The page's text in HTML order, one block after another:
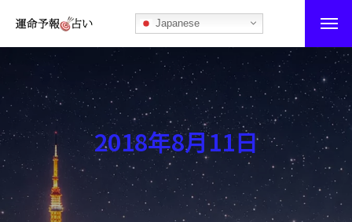
Japanese
運命予報占い
運命予報占いとは
あなたの所属部屋を探そう！
最恐の相性占い
2018年8月11日